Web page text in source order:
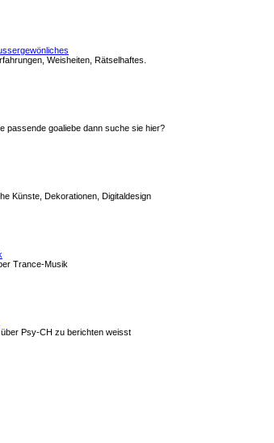
Weisheiten, Rätselhaftes.
passende goaliebe dann suche sie hier?
Künste, Dekorationen, Digitaldesign
Trance-Musik
Psy-CH zu berichten weisst